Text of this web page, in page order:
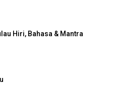
Hiri, Bahasa & Mantra